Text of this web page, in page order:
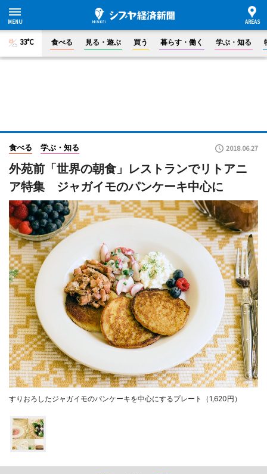
33°C 食べる 見る・遊ぶ 買う 暮らす・働く 学ぶ・知る
食べる 学ぶ・知る 2018.06.27
外苑前「世界の朝食」レストランでリトアニ
ア特集 ジャガイモのパンケーキ中心に
すりおろしたジャガイモのパンケーキを中心にするプレート（1,620円）